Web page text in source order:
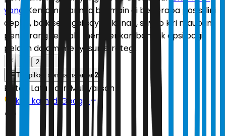
yong
. Kemampuannya bermain di beberapa posisi lini
depan, baik sebagai sayap kanan, sayap kiri maupun
penyerang tengah, memberikan banyak opsi bagi
pelatih dalam menyusun strategi.
2
Tampilkan semua halaman2
Editor: Latu Ratri Mubyarsah
Ikuti kami di Google